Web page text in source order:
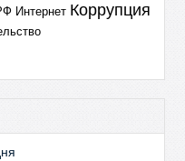
Интернет Коррупция